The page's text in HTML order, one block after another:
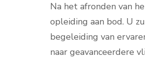
Na het afronden van
opleiding aan bod. U
begeleiding van
naar geavanceerdere